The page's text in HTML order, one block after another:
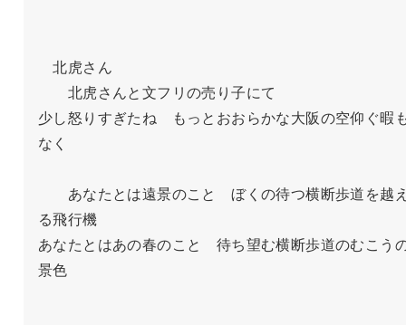
北虎さん
北虎さんと文フリの売り子にて
少し怒りすぎたね　もっとおおらかな大阪の空仰ぐ暇
なく
あなたとは遠景のこと　ぼくの待つ横断歩道を越
る飛行機
あなたとはあの春のこと　待ち望む横断歩道のむこう
景色